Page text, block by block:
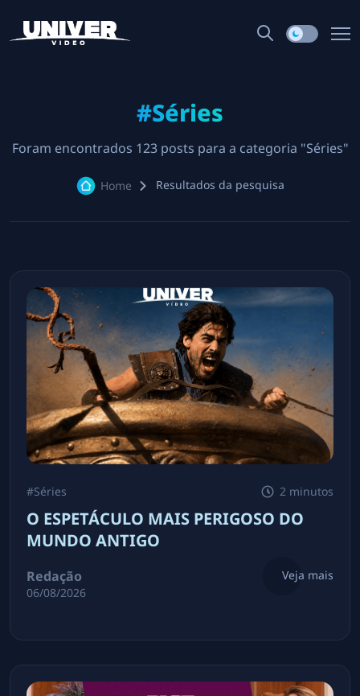
#Séries
Foram encontrados 123 posts para a categoria "Séries"
Home Resultados da pesquisa
#Séries 2 minutos
O ESPETÁCULO MAIS PERIGOSO DO
MUNDO ANTIGO
Redação
06/08/2026
Veja mais